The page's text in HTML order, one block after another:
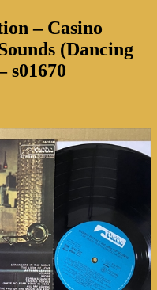
– Casino
(Dancing
s01670